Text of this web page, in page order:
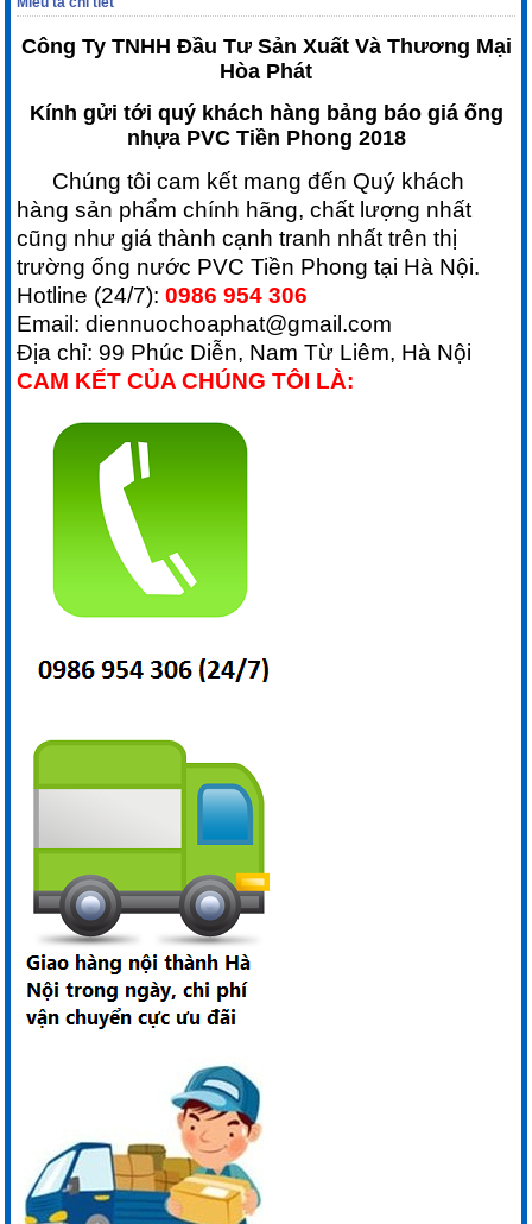
Công Ty TNHH Đầu Tư Sản Xuất Và Thương Mại
Hòa Phát
Kính gửi tới quý khách hàng bảng báo giá ống
nhựa PVC Tiền Phong 2018
Chúng tôi cam kết mang đến Quý khách
hàng sản phẩm chính hãng, chất lượng nhất
cũng như giá thành cạnh tranh nhất trên thị
trường ống nước PVC Tiền Phong tại Hà Nội.
Hotline (24/7):0986 954 306
Email:diennuochoaphat@gmail.com
Địa chỉ: 99 Phúc Diễn, Nam Từ Liêm, Hà Nội
CAM KẾT CỦA CHÚNG TÔI LÀ: